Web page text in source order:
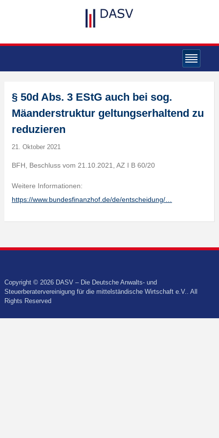
§ 50d Abs. 3 EStG auch bei sog.
Mäanderstruktur geltungserhaltend zu
reduzieren
21. Oktober 2021
BFH, Beschluss vom 21.10.2021, AZ I B 60/20
Weitere Informationen:
https://www.bundesfinanzhof.de/de/entscheidung/…
Copyright © 2026 DASV – Die Deutsche Anwalts- und
Steuerberatervereinigung für die mittelständische Wirtschaft e.V.. All
Rights Reserved